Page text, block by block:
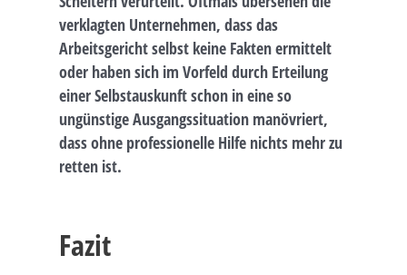
verklagten Unternehmen, dass das
Arbeitsgericht selbst keine Fakten ermittelt
oder haben sich im Vorfeld durch Erteilung
einer Selbstauskunft schon in eine so
ungünstige Ausgangssituation manövriert,
dass ohne professionelle Hilfe nichts mehr zu
retten ist.
Fazit